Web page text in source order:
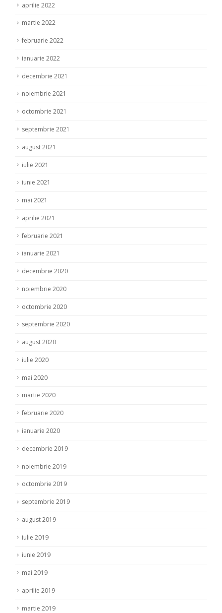
aprilie 2022
martie 2022
februarie 2022
ianuarie 2022
decembrie 2021
noiembrie 2021
octombrie 2021
septembrie 2021
august 2021
iulie 2021
iunie 2021
mai 2021
aprilie 2021
februarie 2021
ianuarie 2021
decembrie 2020
noiembrie 2020
octombrie 2020
septembrie 2020
august 2020
iulie 2020
mai 2020
martie 2020
februarie 2020
ianuarie 2020
decembrie 2019
noiembrie 2019
octombrie 2019
septembrie 2019
august 2019
iulie 2019
iunie 2019
mai 2019
aprilie 2019
martie 2019